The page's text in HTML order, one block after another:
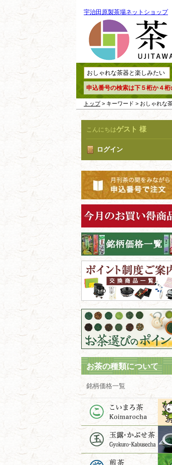
宇治田原製茶場ネットショップ
申込番号の検索は下５桁か４桁
トップ> キーワード > おしゃれな
こんにちはゲスト 様
ログイン
お茶の種類について
銘柄価格一覧